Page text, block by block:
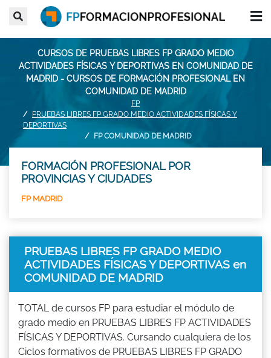
CURSOS DE PRUEBAS LIBRES FP GRADO MEDIO
ACTIVIDADES FÍSICAS Y DEPORTIVAS EN COMUNIDAD DE
MADRID - CURSOS DE FORMACIÓN PROFESIONAL EN
COMUNIDAD DE MADRID
FP
PRUEBAS LIBRES FP GRADO MEDIO ACTIVIDADES FÍSICAS Y
DEPORTIVAS
FP COMUNIDAD DE MADRID
FORMACIÓN PROFESIONAL POR
PROVINCIAS Y CIUDADES
FP MADRID
PRUEBAS LIBRES FP GRADO MEDIO
ACTIVIDADES FÍSICAS Y DEPORTIVAS en
COMUNIDAD DE MADRID
TOTAL de cursos FP para estudiar el módulo de
grado medio en PRUEBAS LIBRES FP ACTIVIDADES
FÍSICAS Y DEPORTIVAS. Cursando cualquiera de los
Ciclos formativos de PRUEBAS LIBRES FP GRADO